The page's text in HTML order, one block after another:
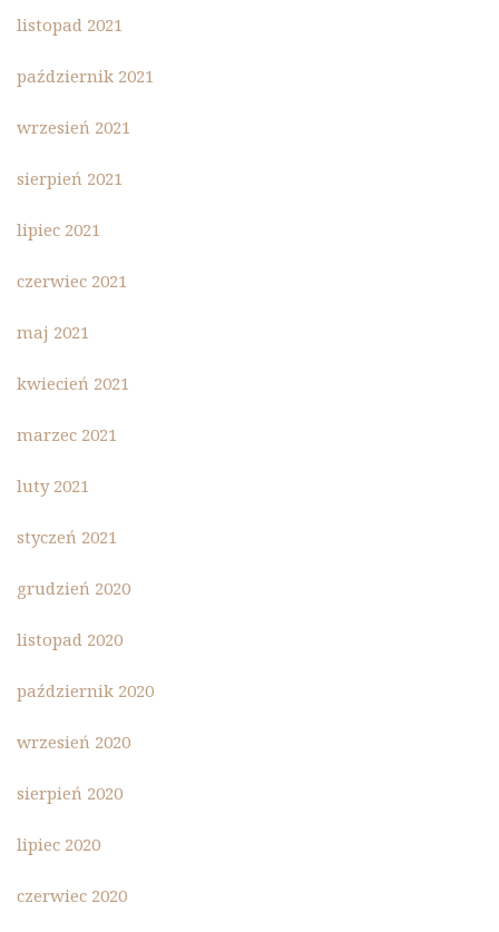
listopad 2021
październik 2021
wrzesień 2021
sierpień 2021
lipiec 2021
czerwiec 2021
maj 2021
kwiecień 2021
marzec 2021
luty 2021
styczeń 2021
grudzień 2020
listopad 2020
październik 2020
wrzesień 2020
sierpień 2020
lipiec 2020
czerwiec 2020